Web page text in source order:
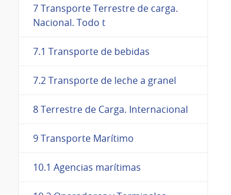
7 Transporte Terrestre de carga.
Nacional. Todo t
7.1 Transporte de bebidas
7.2 Transporte de leche a granel
8 Terrestre de Carga. Internacional
9 Transporte Marítimo
10.1 Agencias marítimas